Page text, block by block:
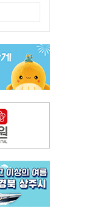
등 검토"
에서 어려움"
, 구속 기로에
관계로 추정